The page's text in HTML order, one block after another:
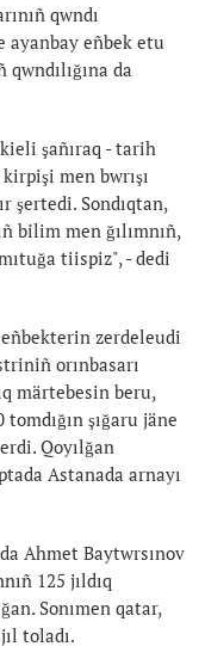
qwndı
ayanbay eñbek etu
da
şañıraq - tarih
men bwrışı
şertedi. Sondıqtan,
bilim men ğılımnıñ,
tiispiz", - dedi
zerdeleudi
orınbasarı
märtebesin beru,
şığaru jäne
Qoyılğan
Astanada arnayı
Ahmet Baytwrsınov
125 jıldıq
Sonımen qatar,
toladı.